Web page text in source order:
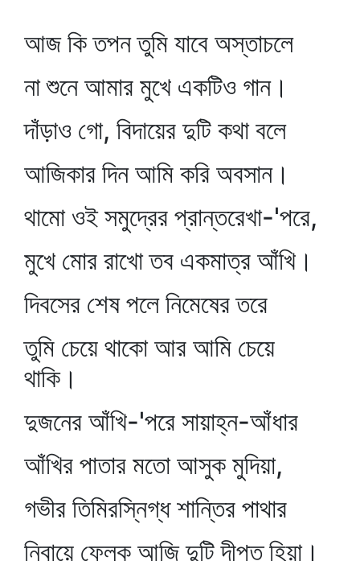
আজ কি তপন তুমি যাবে অস্তাচলে
না শুনে আমার মুখে একটিও গান।
দাঁড়াও গো, বিদায়ের দুটি কথা বলে
আজিকার দিন আমি করি অবসান।
থামো ওই সমুদ্রের প্রান্তরেখা-'পরে,
মুখে মোর রাখো তব একমাত্র আঁখি।
দিবসের শেষ পলে নিমেষের তরে
তুমি চেয়ে থাকো আর আমি চেয়ে
থাকি।
দুজনের আঁখি-'পরে সায়াহ্ন-আঁধার
আঁখির পাতার মতো আসুক মুদিয়া,
গভীর তিমিরস্নিগ্ধ শান্তির পাথার
নিবায়ে ফেলুক আজি দুটি দীপ্ত হিয়া।